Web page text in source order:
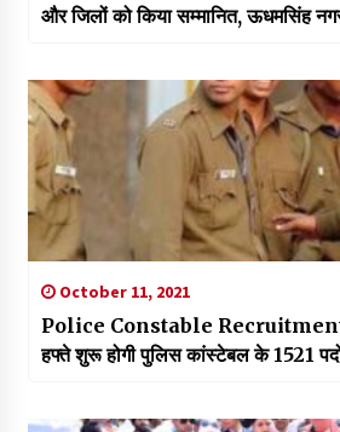
और जिलों को किया सम्मानित, ऊधमसिंह नगर
October 11, 2021
Police Constable Recruitment : उत्तराखंड में
हफ्ते शुरू होगी पुलिस कांस्टेबल के 1521 पदों